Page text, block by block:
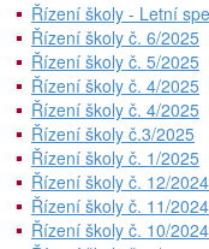
Řízení školy - Letní
Řízení školy č. 6/2025
Řízení školy č. 5/2025
Řízení školy č. 4/2025
Řízení školy č. 4/2025
Řízení školy č.3/2025
Řízení školy č. 1/2025
Řízení školy č. 12/2024
Řízení školy č. 11/2024
Řízení školy č. 10/2024